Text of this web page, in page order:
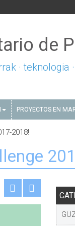
de
· teknologia
PROYECTOS EN
2018!